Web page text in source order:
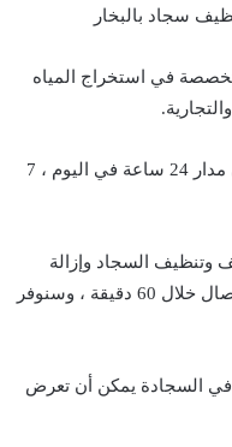
سجاد بالبخار
في استخراج المياه
نحن نقدم خدمات التنظيف الفوري على مدار 24 ساعة في اليوم ، 7
وتنظيف السجاد وإزالة
العفن. سنصل إلى موقع الخدمة بعد الاتصال خلال 60 دقيقة ، وسنوفر
في السجادة يمكن أن تعرض